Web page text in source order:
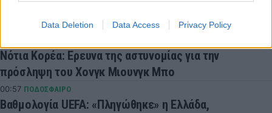
Data Deletion Data Access Privacy Policy
Στην ΑΕΛ ο Ανδρέας Μακρής
Νότια Κορέα: Ερευνα της αστυνομίας για την
πρόσληψη του Χονγκ Μιουνγκ Μπo
00:57 ΠΟΔΟΣΦΑΙΡΟ
Βαθμολογία UEFA: «Πληγώθηκε» η Ελλάδα,